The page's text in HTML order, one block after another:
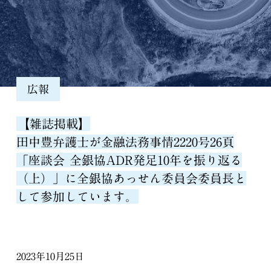
広報
【雑誌掲載】
田中豊弁護士が金融法務事情2220号26頁
「座談会 全銀協ADR発足10年を振り返る
（上）」に全銀協あっせん委員会委員長と
して参加しています。
2023年10月25日